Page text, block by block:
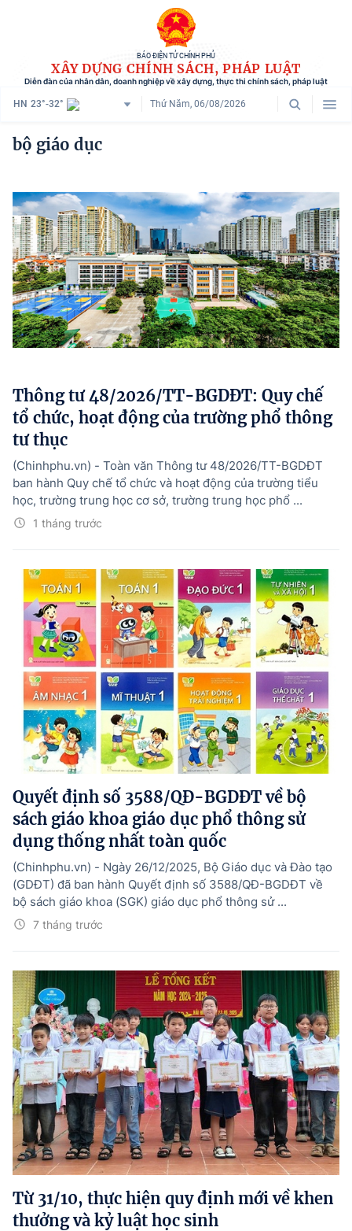
BÁO ĐIỆN TỬ CHÍNH PHỦ
XÂY DỰNG CHÍNH SÁCH, PHÁP LUẬT
Diễn đàn của nhân dân, doanh nghiệp về xây dựng, thực thi chính sách, pháp luật
HN 23°-32° Thứ Năm, 06/08/2026
Danh mục
Chính sách mới
Tham vấn chính sách
Người dân góp ý
Doanh nghiệp hiến kế
Chính sách và cuộc sống
Phát triển kinh tế tư nhân và doanh nghiệp dân tộc
Ocop và chuỗi giá trị Nông sản
Kinh tế tư nhân
Doanh nghiệp dân tộc
Khác
Photo
© BÁO ĐIỆN TỬ CHÍNH PHỦ
Tổng Giám đốc:Nguyễn Hồng Sâm
Trụ sở: 16 Lê Hồng Phong - Ba Đình - Hà Nội.
Điện thoại: 080 43162; Fax: 080.48924;
Email: thongtinchinhphu@chinhphu.vn.
Theo dõi báo trên:
Bản quyền thuộc Báo Điện tử Chính phủ - Cổng Thông tin điện tử Chính
phủ.
Ghi rõ nguồn "Báo Điện tử Chính phủ", "Cổng Thông tin điện tử Chính phủ",
hoặc www.baochinhphu.vn, www.chinhphu.vn khi phát hành lại thông tin
từ các nguồn này.
bộ giáo dục
Thông tư 48/2026/TT-BGDĐT: Quy chế
tổ chức, hoạt động của trường phổ thông
tư thục
1 tháng trước
(Chinhphu.vn) - Toàn văn Thông tư 48/2026/TT-BGDĐT
ban hành Quy chế tổ chức và hoạt động của trường tiểu
học, trường trung học cơ sở, trường trung học phổ ...
Quyết định số 3588/QĐ-BGDĐT về bộ
sách giáo khoa giáo dục phổ thông sử
dụng thống nhất toàn quốc
7 tháng trước
(Chinhphu.vn) - Ngày 26/12/2025, Bộ Giáo dục và Đào tạo
(GDĐT) đã ban hành Quyết định số 3588/QĐ-BGDĐT về
bộ sách giáo khoa (SGK) giáo dục phổ thông sử ...
Từ 31/10, thực hiện quy định mới về khen
thưởng và kỷ luật học sinh